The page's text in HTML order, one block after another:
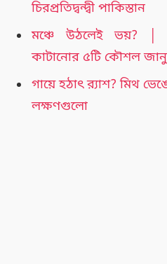
চিরপ্রতিদ্বন্দ্বী পাকিস্তান
মঞ্চে উঠলেই ভয়? │
কাটানোর ৫টি কৌশল
গায়ে হঠাৎ র‍্যাশ? মিথ
লক্ষণগুলো